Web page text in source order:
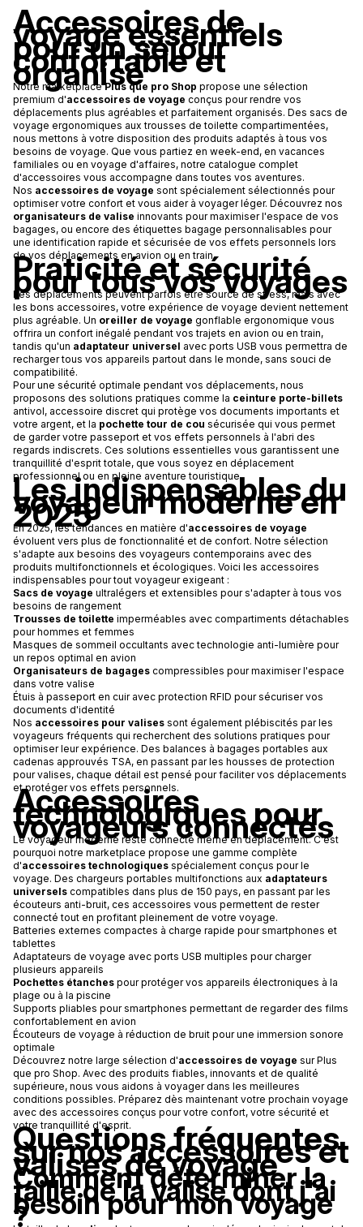
Accessoires de
voyage essentiels
pour un séjour
confortable et
organisé
Notre marketplacePlus que pro Shop propose une sélection
premium d'accessoires de voyage conçus pour rendre vos
déplacements plus agréables et parfaitement organisés. Des sacs de
voyage ergonomiques aux trousses de toilette compartimentées,
nous mettons à votre disposition des produits adaptés à tous vos
besoins de voyage. Que vous partiez en week-end, en vacances
familiales ou en voyage d'affaires, notre catalogue complet
d'accessoires vous accompagne dans toutes vos aventures.
Nos accessoires de voyage sont spécialement sélectionnés pour
optimiser votre confort et vous aider à voyager léger. Découvrez nos
organisateurs de valise innovants pour maximiser l'espace de vos
bagages, ou encore des étiquettes bagage personnalisables pour
une identification rapide et sécurisée de vos effets personnels lors
de vos déplacements en avion ou en train.
Praticité et sécurité
pour tous vos voyages
Les déplacements peuvent parfois être source de stress, mais avec
les bons accessoires, votre expérience de voyage devient nettement
plus agréable. Un oreiller de voyage gonflable ergonomique vous
offrira un confort inégalé pendant vos trajets en avion ou en train,
tandis qu'un adaptateur universel avec ports USB vous permettra de
recharger tous vos appareils partout dans le monde, sans souci de
compatibilité.
Pour une sécurité optimale pendant vos déplacements, nous
proposons des solutions pratiques comme la ceinture porte-billets
antivol, accessoire discret qui protège vos documents importants et
votre argent, et la pochette tour de cou sécurisée qui vous permet
de garder votre passeport et vos effets personnels à l'abri des
regards indiscrets. Ces solutions essentielles vous garantissent une
tranquillité d'esprit totale, que vous soyez en déplacement
professionnel ou en pleine aventure touristique.
Les indispensables du
voyageur moderne en
2025
En 2025, les tendances en matière d'accessoires de voyage
évoluent vers plus de fonctionnalité et de confort. Notre sélection
s'adapte aux besoins des voyageurs contemporains avec des
produits multifonctionnels et écologiques. Voici les accessoires
indispensables pour tout voyageur exigeant :
Sacs de voyage ultralégers et extensibles pour s'adapter à tous vos
besoins de rangement
Trousses de toilette imperméables avec compartiments détachables
pour hommes et femmes
Masques de sommeil occultants avec technologie anti-lumière pour
un repos optimal en avion
Organisateurs de bagages compressibles pour maximiser l'espace
dans votre valise
Étuis à passeport en cuir avec protection RFID pour sécuriser vos
documents d'identité
Nos accessoires pour valises sont également plébiscités par les
voyageurs fréquents qui recherchent des solutions pratiques pour
optimiser leur expérience. Des balances à bagages portables aux
cadenas approuvés TSA, en passant par les housses de protection
pour valises, chaque détail est pensé pour faciliter vos déplacements
et protéger vos effets personnels.
Accessoires
technologiques pour
voyageurs connectés
Le voyageur moderne reste connecté même en déplacement. C'est
pourquoi notre marketplace propose une gamme complète
d'accessoires technologiques spécialement conçus pour le
voyage. Des chargeurs portables multifonctions aux adaptateurs
universels compatibles dans plus de 150 pays, en passant par les
écouteurs anti-bruit, ces accessoires vous permettent de rester
connecté tout en profitant pleinement de votre voyage.
Batteries externes compactes à charge rapide pour smartphones et
tablettes
Adaptateurs de voyage avec ports USB multiples pour charger
plusieurs appareils
Pochettes étanches pour protéger vos appareils électroniques à la
plage ou à la piscine
Supports pliables pour smartphones permettant de regarder des films
confortablement en avion
Écouteurs de voyage à réduction de bruit pour une immersion sonore
optimale
Découvrez notre large sélection d'accessoires de voyage sur Plus
que pro Shop. Avec des produits fiables, innovants et de qualité
supérieure, nous vous aidons à voyager dans les meilleures
conditions possibles. Préparez dès maintenant votre prochain voyage
avec des accessoires conçus pour votre confort, votre sécurité et
votre tranquillité d'esprit.
Questions fréquentes
sur nos accessoires et
valises de voyage
Comment déterminer la
taille de la valise dont j'ai
besoin pour mon voyage
?